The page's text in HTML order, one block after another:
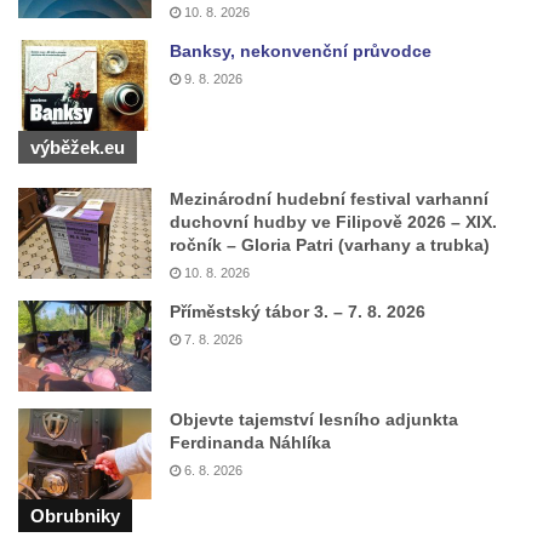
Socha Beruška v ZOO Hluboká
Socha Vážka v ZOO Hluboká
Socha Volavka v ZOO Hluboká
Flamingo trůn v ZOO Hluboká
Lavička Kůň Převalského v ZOO Hluboká
Socha Opičákovník v ZOO Hluboká
Socha Roháč v ZOO Hluboká
Socha Mystik v ZOO Hluboká
Reliéf Rodina a práce na budově záložny
čp. 69/1 v Českých Budějovicích
Socha Jana Valeria Jirsíka u Černé věže v
Českých Budějovicích
Socha Krista klesajícího pod křížem u
kostela svatého Mikuláše v Českých
Budějovicích
10. 8. 2026
Banksy, nekonvenční průvodce
9. 8. 2026
výběžek.eu
Mezinárodní hudební festival varhanní
duchovní hudby ve Filipově 2026 – XIX.
ročník – Gloria Patri (varhany a trubka)
10. 8. 2026
Příměstský tábor 3. – 7. 8. 2026
7. 8. 2026
Objevte tajemství lesního adjunkta
Ferdinanda Náhlíka
6. 8. 2026
Obrubniky